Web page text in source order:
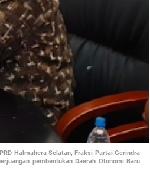
Halmahera Selatan, Fraksi Partai Gerindra
pembentukan Daerah Otonomi Baru